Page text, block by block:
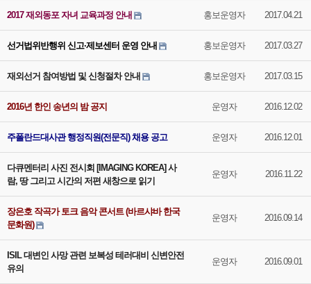
2017 재외동포 자녀 교육과정 안내 홍보운영자 2017.04.21
선거법위반행위 신고·제보센터 운영 안내 홍보운영자 2017.03.27
재외선거 참여방법 및 신청절차 안내 홍보운영자 2017.03.15
2016년 한인 송년의 밤 공지 운영자 2016.12.02
주폴란드대사관 행정직원(전문직) 채용 공고 운영자 2016.12.01
다큐멘터리 사진 전시회 [IMAGING KOREA] 사
람, 땅 그리고 시간의 저편 새창으로 읽기
운영자 2016.11.22
장은호 작곡가 토크 음악 콘서트 (바르샤바 한국
문화원)
운영자 2016.09.14
ISIL 대변인 사망 관련 보복성 테러대비 신변안전
유의
운영자 2016.09.01